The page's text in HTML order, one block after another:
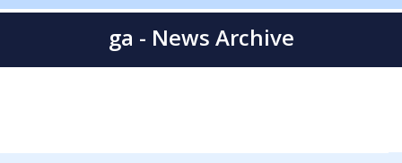
ga - News Archive